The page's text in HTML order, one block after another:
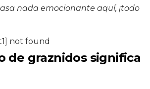
nada emocionante aquí, ¡todo
not found
de graznidos significa